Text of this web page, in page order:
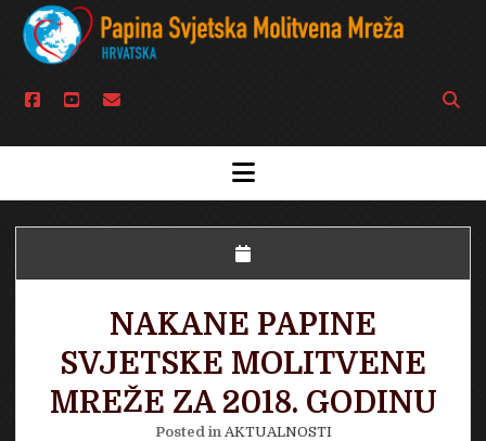
facebook
youtubeemail
Open
bar
open
menu
NAKANE PAPINE
SVJETSKE MOLITVENE
MREŽE ZA 2018. GODINU
Posted in AKTUALNOSTI